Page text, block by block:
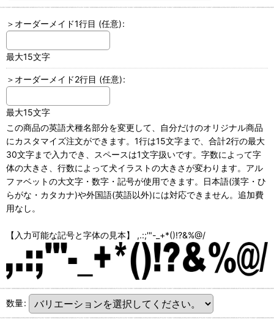
＞オーダーメイド1行目 (任意):
最大15文字
＞オーダーメイド2行目 (任意):
最大15文字
この商品の英語犬種名部分を変更して、自分だけのオリジナル商品
にカスタマイズ注文ができます。1行は15文字まで、合計2行の最大
30文字まで入力でき、スペースは1文字扱いです。字数によって字
体の大きさ、行数によって犬イラストの大きさが変わります。アル
ファベットの大文字・数字・記号が使用できます。日本語(漢字・ひ
らがな・カタカナ)や外国語(英語以外)には対応できません。追加費
用なし。
【入力可能な記号と字体の見本】 ,.:;'"-_+*()!?&%@/
数量: